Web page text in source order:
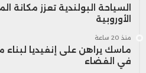
السياحة البولندية تعزز مكانة
الأوروبية
منذ 20 ساعة
ماسك يراهن على إنفيديا
في الفضاء